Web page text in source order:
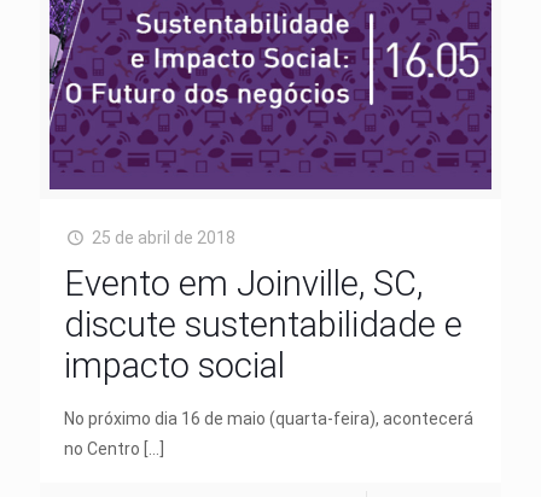
25 de abril de 2018
Evento em Joinville, SC,
discute sustentabilidade e
impacto social
No próximo dia 16 de maio (quarta-feira), acontecerá
no Centro